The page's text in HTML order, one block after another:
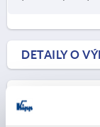
DETAILY O